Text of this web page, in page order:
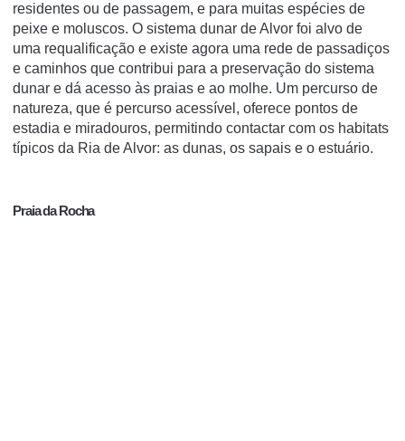
residentes ou de passagem, e para muitas espécies de
peixe e moluscos. O sistema dunar de Alvor foi alvo de
uma requalificação e existe agora uma rede de passadiços
e caminhos que contribui para a preservação do sistema
dunar e dá acesso às praias e ao molhe. Um percurso de
natureza, que é percurso acessível, oferece pontos de
estadia e miradouros, permitindo contactar com os habitats
típicos da Ria de Alvor: as dunas, os sapais e o estuário.
Praia da Rocha